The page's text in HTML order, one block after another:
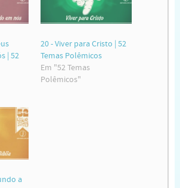
| 52
20 - Viver para Cristo | 52
Temas Polêmicos
Em "52 Temas
Polêmicos"
a